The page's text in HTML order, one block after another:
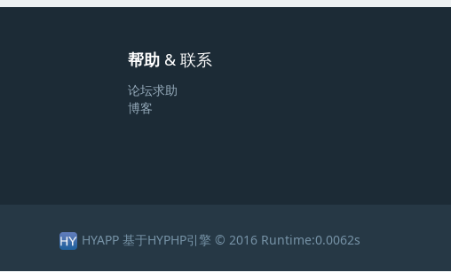
帮助& 联系
论坛求助
博客
HYAPP 基于HYPHP引擎 © 2016 Runtime:0.0062s